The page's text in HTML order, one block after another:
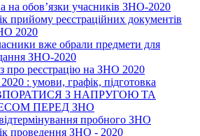
на обов’язки учасників ЗНО-2020
прийому реєстраційних документів
2020
вже обрали предмети для
ЗНО-2020
про реєстрацію на ЗНО 2020
: умови, графік, підготовка
З НАПРУГОЮ ТА
ПЕРЕД ЗНО
пробного ЗНО
проведення ЗНО - 2020